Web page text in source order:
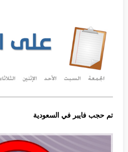
تم حجب فايبر في السعودية